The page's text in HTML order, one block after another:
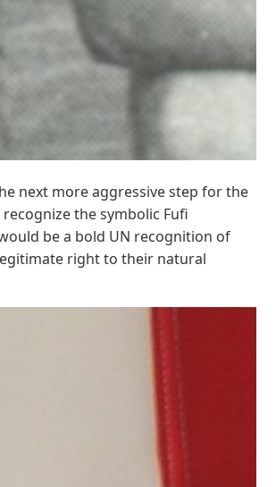
next more aggressive step for the
the symbolic Fufi
be a bold UN recognition of
right to their natural